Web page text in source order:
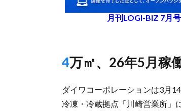
月刊LOGI-BIZ 7月
4万㎡、26年5月稼
ダイワコーポレーションは3月
冷凍・冷蔵拠点「川崎営業所」